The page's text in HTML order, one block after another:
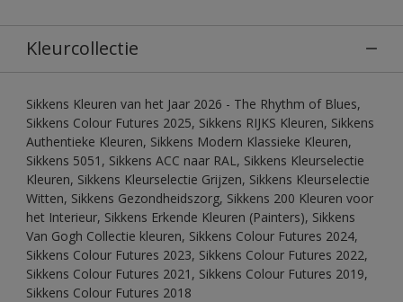
Kleurcollectie
Sikkens Kleuren van het Jaar 2026 - The Rhythm of Blues,
Sikkens Colour Futures 2025, Sikkens RIJKS Kleuren, Sikkens
Authentieke Kleuren, Sikkens Modern Klassieke Kleuren,
Sikkens 5051, Sikkens ACC naar RAL, Sikkens Kleurselectie
Kleuren, Sikkens Kleurselectie Grijzen, Sikkens Kleurselectie
Witten, Sikkens Gezondheidszorg, Sikkens 200 Kleuren voor
het Interieur, Sikkens Erkende Kleuren (Painters), Sikkens
Van Gogh Collectie kleuren, Sikkens Colour Futures 2024,
Sikkens Colour Futures 2023, Sikkens Colour Futures 2022,
Sikkens Colour Futures 2021, Sikkens Colour Futures 2019,
Sikkens Colour Futures 2018